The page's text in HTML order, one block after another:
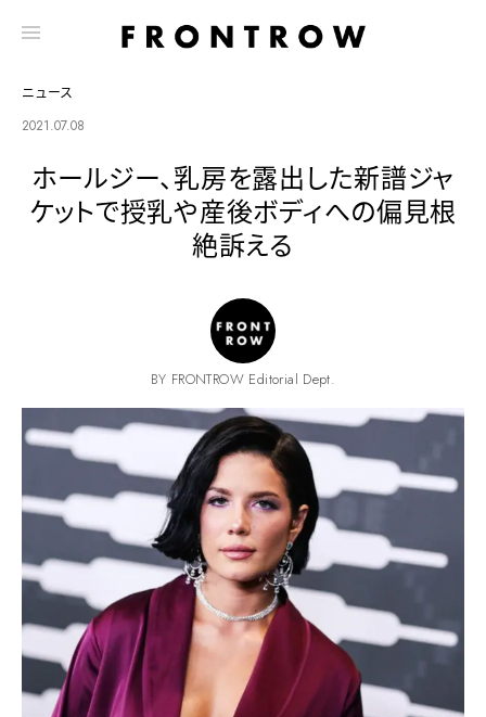
ニュース
2021.07.08
ホールジー、乳房を露出した新譜ジャ
ケットで授乳や産後ボディへの偏見根
絶訴える
BY FRONTROW Editorial Dept.